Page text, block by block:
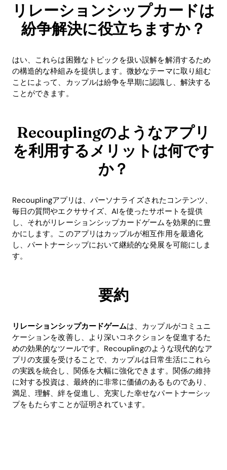
リレーションシップカードは
紛争解決に役立ちますか？
はい、これらは困難なトピックを扱い誤解を解消するため
の構造的な枠組みを提供します。微妙なテーマに取り組む
ことによって、カップルは紛争を早期に認識し、解決する
ことができます。
Recouplingのようなアプリ
を利用するメリットは何です
か？
Recouplingアプリは、パーソナライズされたコンテンツ、
毎日の質問やエクササイズ、AIを使ったサポートを提供
し、それがリレーションシップカードゲームを効果的に豊
かにします。このアプリはカップルが相互作用を最適化
し、パートナーシップにおいて継続的な発展を可能にしま
す。
要約
リレーションシップカードゲームは、カップルがコミュニ
ケーションを改善し、より深いコネクションを促進するた
めの効果的なツールです。Recouplingのような現代的なア
プリの支援を受けることで、カップルは日常生活にこれら
の実践を統合し、関係を大幅に強化できます。関係の維持
に対する投資は、最終的に非常に価値のあるものであり、
満足、理解、絆を促進し、充実した幸せなパートナーシッ
プをもたらすことが証明されています。